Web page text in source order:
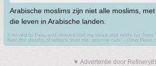
Arabische moslims zijn niet alle moslims,
die leven in Arabische landen.
'I moved to Peru and shaved half my head and wrote for Teen
from the depths of leftism, trust me, anyone can.' - Gina Florio
▼ Advertentie door